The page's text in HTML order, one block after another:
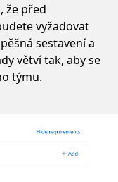
že před
vyžadovat
sestavení a
větví tak, aby se
týmu.